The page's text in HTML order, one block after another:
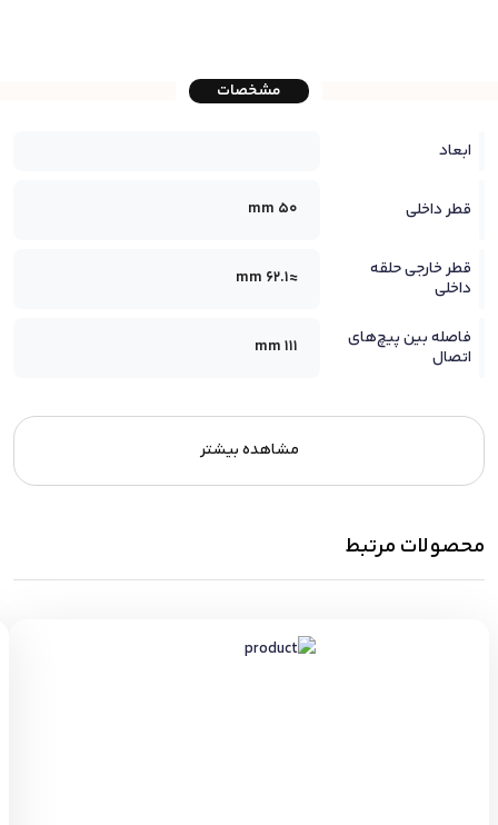
مشخصات
ابعاد
قطر داخلی 50 mm
قطر خارجی حلقه
داخلی
≈62.1 mm
فاصله بین پیچ‌های
اتصال
111 mm
مشاهده بیشتر
محصولات مرتبط